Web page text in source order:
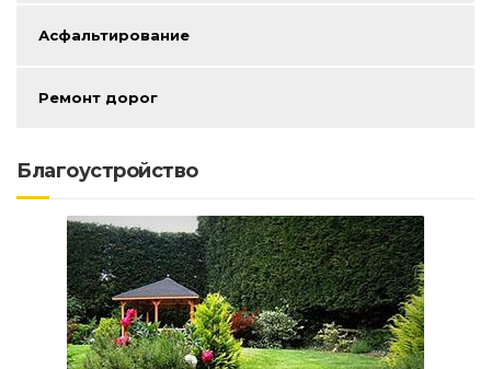
Асфальтирование
Ремонт дорог
Благоустройство